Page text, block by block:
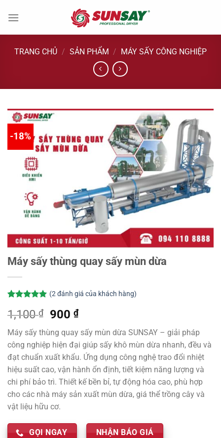
đến
TRANG CHỦ / SẢN PHẨM / MÁY SẤY CÔNG NGHIỆP
-18%
Máy sấy thùng quay sấy mùn dừa
dựa trên
đánh giá
(2đánh giá của khách hàng)
1,100₫
Giá
là:
1,100 ₫.
900₫Giá
hiện
tại
là:
900 ₫.
Máy sấy thùng quay sấy mùn dừa SUNSAY – giải pháp
công nghiệp hiện đại giúp sấy khô mùn dừa nhanh, đều và
đạt chuẩn xuất khẩu. Ứng dụng công nghệ trao đổi nhiệt
hiệu suất cao, vận hành ổn định, tiết kiệm năng lượng và
chi phí bảo trì. Thiết kế bền bỉ, tự động hóa cao, phù hợp
cho các nhà máy sản xuất mùn dừa, giá thể trồng cây và
vật liệu hữu cơ.
GỌI NGAY NHẬN BÁO GIÁ